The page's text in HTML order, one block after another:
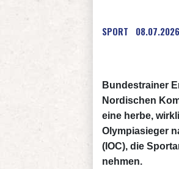
SPORT 08.07.2026
Bundestrainer
Nordischen
eine herbe,
Olympiasieger
(IOC), die
nehmen.